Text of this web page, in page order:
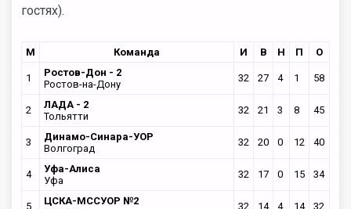
гостях).
М Команда И В Н П О
1
Ростов-Дон - 2
Ростов-на-Дону
32 27 4 1 58
2
ЛАДА - 2
Тольятти
32 21 3 8 45
3
Динамо-Синара-УОР
Волгоград
32 20 0 12 40
4
Уфа-Алиса
Уфа
32 17 0 15 34
5
ЦСКА-МССУОР №2
32 14 4 14 32